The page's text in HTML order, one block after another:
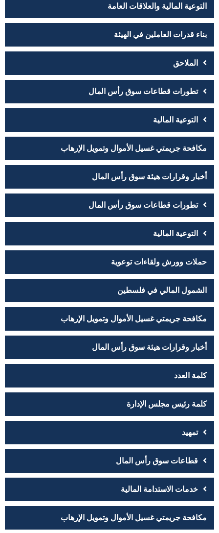
التوعية المالية والعلاقات العامة
بناء قدرات العاملين في الهيئة
الملاحق
تطورات قطاعات سوق رأس المال
التوعية المالية
مكافحة جريمتي غسيل الأموال وتمويل الإرهاب
أخبار وقرارات هيئة سوق رأس المال
تطورات قطاعات سوق رأس المال
التوعية المالية
حملات وورش ولقاءات توعوية
الشمول المالي في فلسطين
مكافحة جريمتي غسيل الأموال وتمويل الإرهاب
أخبار وقرارات هيئة سوق رأس المال
كلمة العدد
كلمة رئيس مجلس الإدارة
تمهيد
قطاعات سوق رأس المال
خدمات الاستدامة المالية
مكافحة جريمتي غسيل الأموال وتمويل الإرهاب